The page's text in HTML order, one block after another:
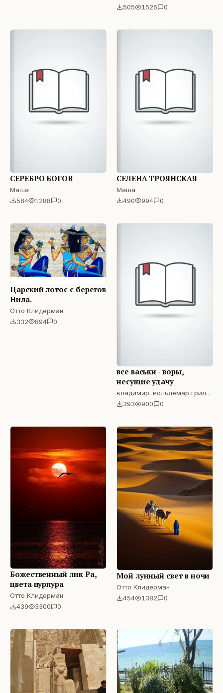
505
1526 0
СЕРЕБРО БОГОВ
Маша
584
1288 0
СЕЛЕНА ТРОЯНСКАЯ
Маша
490
994 0
Царский лотос с берегов
Нила.
Отто Клидерман
332
894 0
все васьки - воры,
несущие удачу
владимир. вольдемар грилелави
393
900 0
Божественный лик Ра,
цвета пурпура
Отто Клидерман
439
3300 0
Мой лунный свет в ночи
Отто Клидерман
454
1382 0